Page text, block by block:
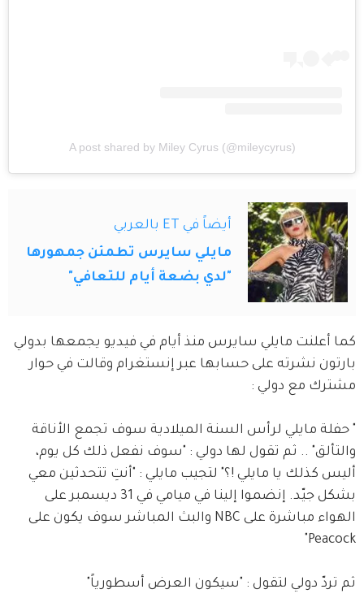
A post shared by Miley Cyrus (@mileycyrus)
أيضاً في ET بالعربي
مايلي سايرس تطمئن جمهورها
"لدي بضعة أيام للتعافي"
كما أعلنت مايلي سايرس منذ أيام في فيديو يجمعها بدولي
بارتون نشرته على حسابها عبر إنستغرام وقالت في حوار
مشترك مع دولي :
" حفلة مايلي لرأس السنة الميلادية سوف تجمع الأناقة
والتألق" .. ثم تقول لها دولي : "سوف نفعل ذلك كل يوم،
أليس كذلك يا مايلي !؟" لتجيب مايلي : "أنتِ تتحدثين معي
بشكل جيّد. إنضموا إلينا في ميامي في 31 ديسمبر على
الهواء مباشرة على NBC والبث المباشر سوف يكون على
Peacock"
ثم تردّ دولي لتقول : "سيكون العرض أسطورياً"